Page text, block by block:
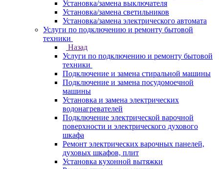
Установка/замена выключателя
Установка/замена светильников
Установка/замена электрического автомата
Услуги по подключению и ремонту бытовой
техники
Назад
Услуги по подключению и ремонту бытовой
техники
Подключение и замена стиральной машины
Подключение и замена посудомоечной
машины
Установка и замена электрических
водонагревателей
Подключение электрической варочной
поверхности и электрического духового
шкафа
Ремонт электрических варочных панелей,
духовых шкафов, плит
Установка кухонной вытяжки